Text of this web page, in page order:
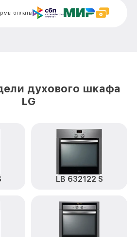
LB 641120 B
оплаты
духового шкафа
LG
LB 632122 S